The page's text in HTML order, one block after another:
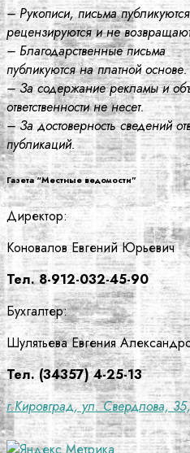
– Рукописи, письма
рецензируются и не
– Благодарственные письма
публикуются на платной основе.
– За содержание рекламы и
ответственности не несет.
– За достоверность сведений
публикаций.
Газета “Местные ведомости”
Директор:
Коновалов Евгений Юрьевич
Тел. 8-912-032-45-90
Бухгалтер:
Шулятьева Евгения
Тел. (34357) 4-25-13
г.Кировград, ул. Свердлова,